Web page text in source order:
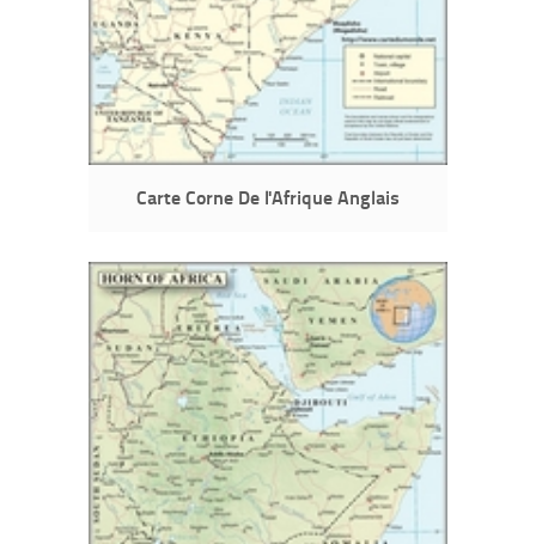
Carte Corne De l'Afrique Anglais